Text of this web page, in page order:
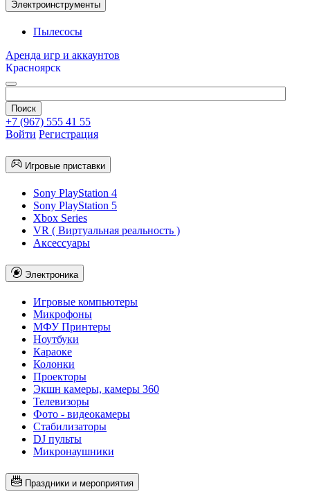
Электроинструменты
Пылесосы
Аренда игр и аккаунтов
Красноярск
+7 (967) 555 41 55
Войти Регистрация
Игровые приставки
Sony PlayStation 4
Sony PlayStation 5
Xbox Series
VR ( Виртуальная реальность )
Аксессуары
Электроника
Игровые компьютеры
Микрофоны
МФУ Принтеры
Ноутбуки
Караоке
Колонки
Проекторы
Экшн камеры, камеры 360
Телевизоры
Фото - видеокамеры
Стабилизаторы
DJ пульты
Микронаушники
Праздники и мероприятия